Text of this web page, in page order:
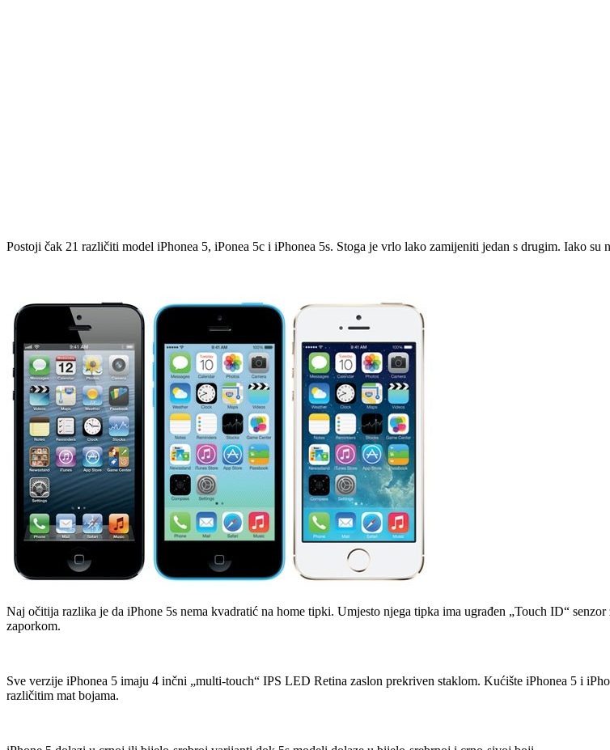
Postoji čak 21 različiti model iPhonea 5, iPonea 5c i iPhonea 5s. Stoga je vrlo lako zamijeniti jedan s drugim. Iako
Naj očitija razlika je da iPhone 5s nema kvadratić na home tipki. Umjesto njega tipka ima ugrađen „Touch ID“
zaporkom.
Sve verzije iPhonea 5 imaju 4 inčni „multi-touch“ IPS LED Retina zaslon prekriven staklom. Kućište iPhonea 5 i
različitim mat bojama.